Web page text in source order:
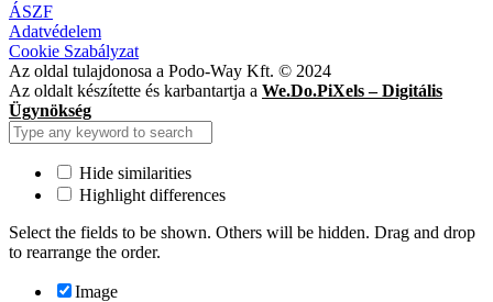
ÁSZF
Adatvédelem
Cookie Szabályzat
Az oldal tulajdonosa a Podo-Way Kft. © 2024
Az oldalt készítette és karbantartja a We.Do.PiXels – Digitális
Ügynökség
Hide similarities
Highlight differences
Select the fields to be shown. Others will be hidden. Drag and drop
to rearrange the order.
Image